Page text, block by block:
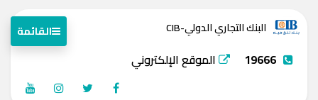
البنك التجاري الدولي-CIB القائمة
19666 الموقع الإلكتروني